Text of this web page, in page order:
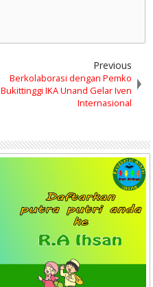
Previous
Berkolaborasi dengan Pemko
Bukittinggi IKA Unand Gelar Iven
Internasional